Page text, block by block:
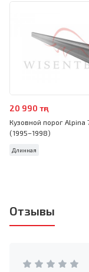
20 990 тңг
Кузовной порог Alpina
(1995–1998)
Длинная
Отзывы